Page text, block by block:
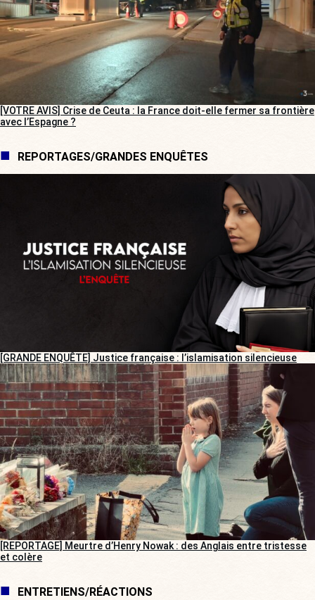
[VOTRE AVIS] Crise de Ceuta : la France doit-elle fermer sa frontière
avec l’Espagne ?
REPORTAGES/GRANDES ENQUÊTES
[GRANDE ENQUÊTE] Justice française : l’islamisation silencieuse
[REPORTAGE] Meurtre d’Henry Nowak : des Anglais entre tristesse
et colère
ENTRETIENS/RÉACTIONS